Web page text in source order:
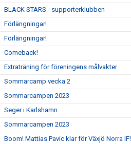
BLACK STARS - supporterklubben
Förlängningar!
Förlängningar!
Comeback!
Extraträning för föreningens målvakter
Sommarcamp vecka 2
Sommarcampen 2023
Seger i Karlshamn
Sommarcampen 2023
Boom! Mattias Pavic klar för Växjö Norra IF!